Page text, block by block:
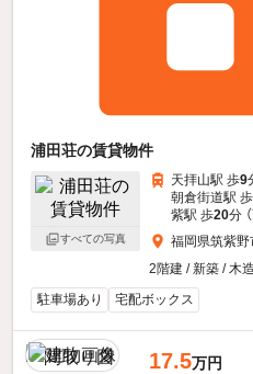
浦田荘の賃貸物件
すべての写真
天拝山駅 歩9
朝倉街道駅 歩
紫駅 歩20分
福岡県筑紫野
2階建 / 新築 / 木造
駐車場あり
宅配ボックス
17.5万円